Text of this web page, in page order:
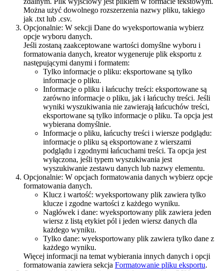
Można użyć dowolnego rozszerzenia nazwy pliku, takiego
jak .txt lub .csv.
Opcjonalnie: W sekcji Dane do wyeksportowania wybierz
opcje wyboru danych.
Jeśli zostaną zaakceptowane wartości domyślne wyboru i
formatowania danych, kreator wygeneruje plik eksportu z
następującymi danymi i formatem:
Tylko informacje o pliku: eksportowane są tylko
informacje o pliku.
Informacje o pliku i łańcuchy treści: eksportowane są
zarówno informacje o pliku, jak i łańcuchy treści. Jeśli
wyniki wyszukiwania nie zawierają łańcuchów treści,
eksportowane są tylko informacje o pliku. Ta opcja jest
wybierana domyślnie.
Informacje o pliku, łańcuchy treści i wiersze podglądu:
informacje o pliku są eksportowane z wierszami
podglądu i zgodnymi łańcuchami treści. Ta opcja jest
wyłączona, jeśli typem wyszukiwania jest
wyszukiwanie zestawu danych lub nazwy elementu.
Opcjonalnie: W opcjach formatowania danych wybierz opcje
formatowania danych.
Klucz i wartość: wyeksportowany plik zawiera tylko
klucze i zgodne wartości z każdego wyniku.
Nagłówek i dane: wyeksportowany plik zawiera jeden
wiersz z listą etykiet pól i jeden wiersz danych dla
każdego wyniku.
Tylko dane: wyeksportowany plik zawiera tylko dane z
każdego wyniku.
Więcej informacji na temat wybierania innych danych i opcji
formatowania zawiera sekcja Formatowanie pliku eksportu.